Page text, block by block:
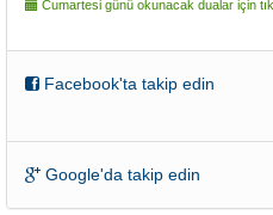
Cumartesi günü okunacak dualar için
Facebook'ta takip edin
Google'da takip edin